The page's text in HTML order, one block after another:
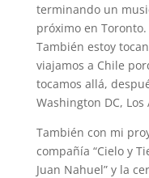
terminando un
próximo en
También estoy
viajamos a Chile
tocamos allá,
Washington DC, Los
También con mi
compañía “Cielo y
Juan Nahuel” y la